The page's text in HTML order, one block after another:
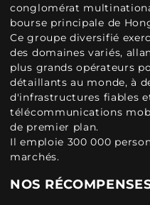
conglomérat
bourse principale de
Ce groupe diversifié
des domaines variés,
plus grands opérateurs
détaillants au monde, à
d'infrastructures fiables
télécommunications
de premier plan.
Il emploie 300 000
marchés.
NOS